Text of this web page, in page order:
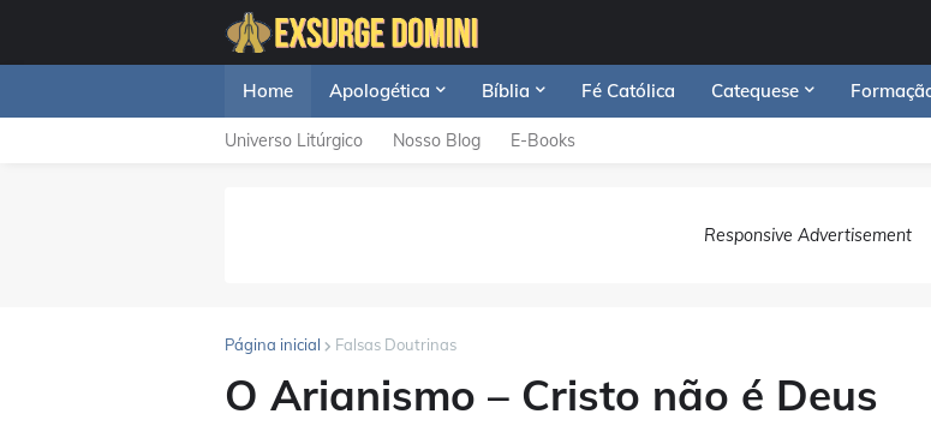
Home Apologética Bíblia Fé Católica Catequese
Universo Litúrgico Nosso Blog E-Books
Responsive Advertisement
Página inicial Falsas Doutrinas
O Arianismo – Cristo não é Deus